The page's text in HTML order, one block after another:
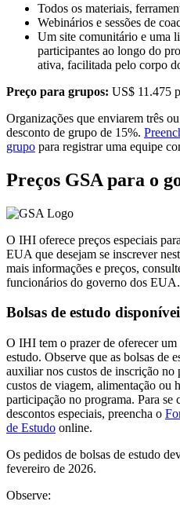
Todos os materiais,
Webinários e sessões de
Um site comunitário e uma
participantes ao longo do
ativa, facilitada pelo corpo
Preço para grupos: US$ 11.475
Organizações que enviarem três
desconto de grupo de 15%.
grupo para registrar uma equipe
Preços GSA para o
O IHI oferece preços especiais
EUA que desejam se inscrever
mais informações e preços,
funcionários do governo dos EUA.
Bolsas de estudo
O IHI tem o prazer de oferecer
estudo. Observe que as bolsas de
auxiliar nos custos de inscrição no
custos de viagem, alimentação ou
participação no programa. Para se
descontos especiais, preencha o
de Estudo online.
Os pedidos de bolsas de estudo
fevereiro de 2026.
Observe: